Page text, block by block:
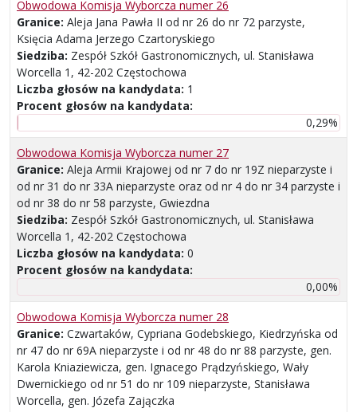
Obwodowa Komisja Wyborcza numer 26
Granice: Aleja Jana Pawła II od nr 26 do nr 72 parzyste,
Księcia Adama Jerzego Czartoryskiego
Siedziba: Zespół Szkół Gastronomicznych, ul. Stanisława
Worcella 1, 42-202 Częstochowa
Liczba głosów na kandydata: 1
Procent głosów na kandydata:
0,29%
Obwodowa Komisja Wyborcza numer 27
Granice: Aleja Armii Krajowej od nr 7 do nr 19Z nieparzyste i
od nr 31 do nr 33A nieparzyste oraz od nr 4 do nr 34 parzyste i
od nr 38 do nr 58 parzyste, Gwiezdna
Siedziba: Zespół Szkół Gastronomicznych, ul. Stanisława
Worcella 1, 42-202 Częstochowa
Liczba głosów na kandydata: 0
Procent głosów na kandydata:
0,00%
Obwodowa Komisja Wyborcza numer 28
Granice: Czwartaków, Cypriana Godebskiego, Kiedrzyńska od
nr 47 do nr 69A nieparzyste i od nr 48 do nr 88 parzyste, gen.
Karola Kniaziewicza, gen. Ignacego Prądzyńskiego, Wały
Dwernickiego od nr 51 do nr 109 nieparzyste, Stanisława
Worcella, gen. Józefa Zajączka